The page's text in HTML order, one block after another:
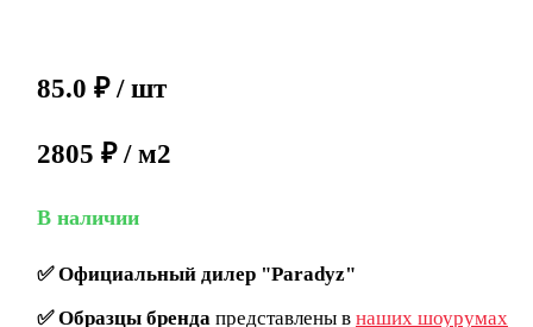
85.0 ₽ / шт
2805 ₽ / м2
В наличии
✅Официальный дилер "Paradyz"
✅Образцы брендапредставлены в наших шоурумах